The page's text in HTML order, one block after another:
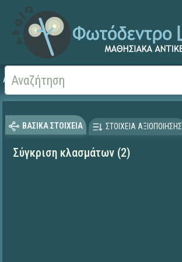
Αρχική ΕΡΓΑ ΙΤΥΕ 1996-2008
ΒΑΣΙΚΑ ΣΤΟΙΧΕΙΑ ΣΤΟΙΧΕΙΑ ΑΞΙΟΠΟΙΗΣΗΣ
Σύγκριση κλασμάτων (2)